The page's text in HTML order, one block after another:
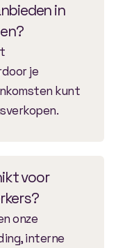
in
je
kunt
voor
onze
interne